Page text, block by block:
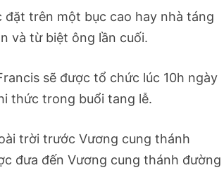
trên một bục cao hay nhà táng
và từ biệt ông lần cuối.
sẽ được tổ chức lúc 10h ngày
thức trong buổi tang lễ.
trời trước Vương cung thánh
đưa đến Vương cung thánh đường